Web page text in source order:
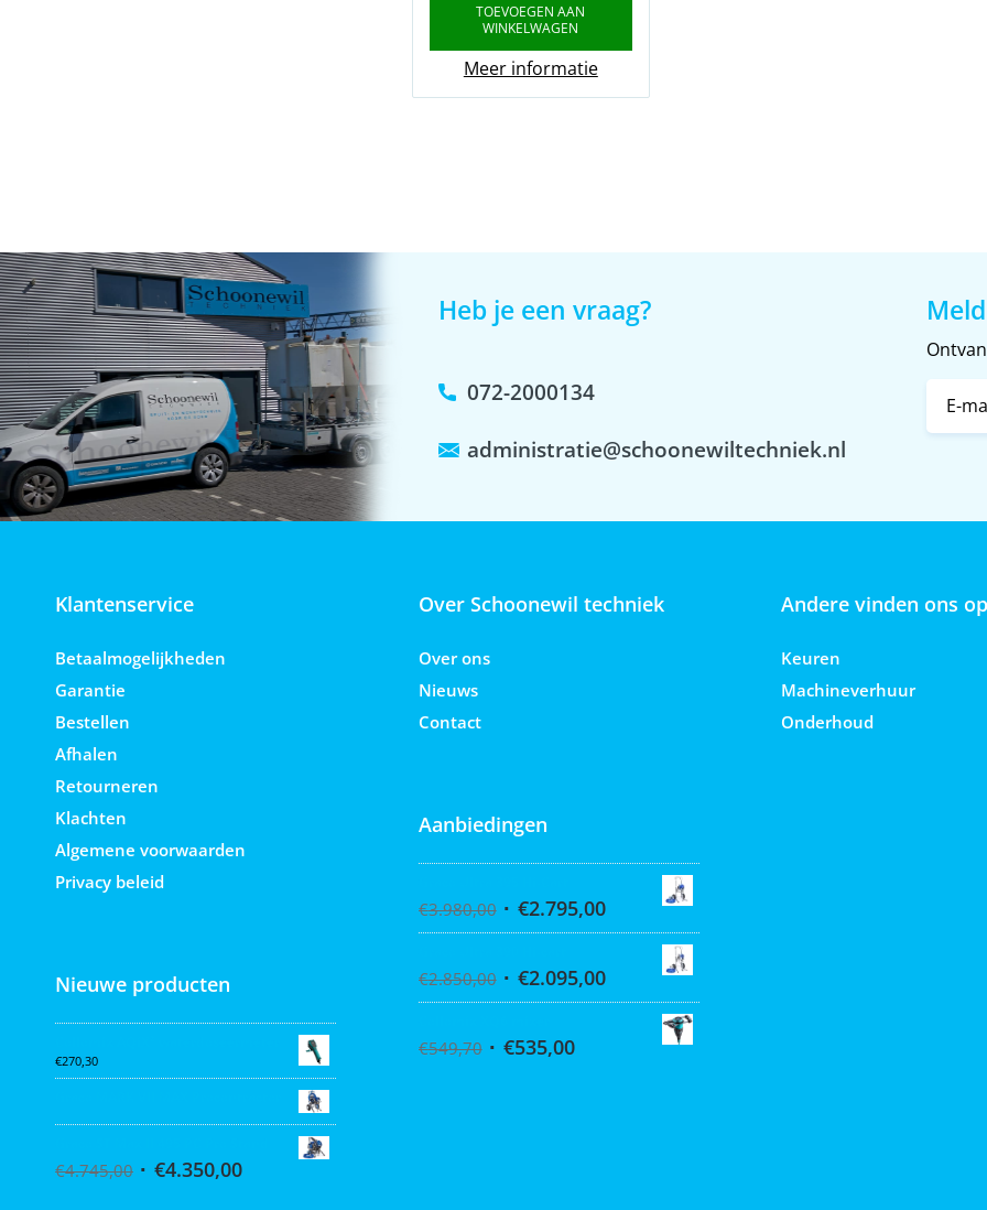
TOEVOEGEN AAN
WINKELWAGEN
Meer informatie
Heb je een vraag?
072-2000134
administratie@schoonewiltechniek.nl
Klantenservice
Betaalmogelijkheden
Garantie
Bestellen
Afhalen
Retourneren
Klachten
Algemene voorwaarden
Privacy beleid
Nieuwe producten
€270,30
€4.745,00 €4.350,00
Over Schoonewil techniek
Over ons
Nieuws
Contact
Aanbiedingen
€3.980,00 €2.795,00
€2.850,00 €2.095,00
€549,70 €535,00
Andere vinden ons
Keuren
Machineverhuur
Onderhoud